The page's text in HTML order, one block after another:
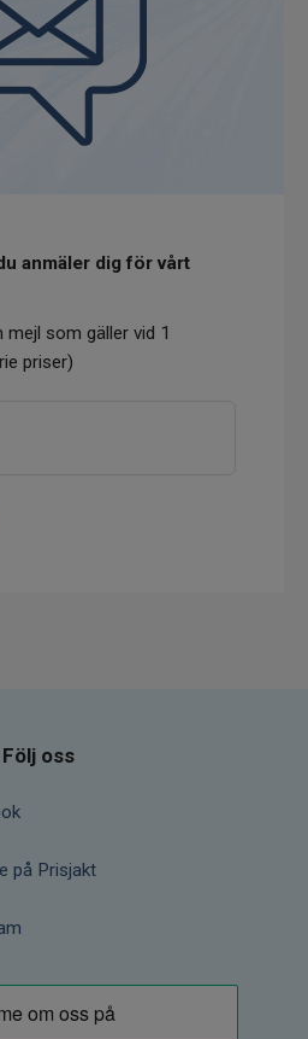
anmäler dig för vårt
mejl som gäller vid 1
priser)
Följ oss
på Prisjakt